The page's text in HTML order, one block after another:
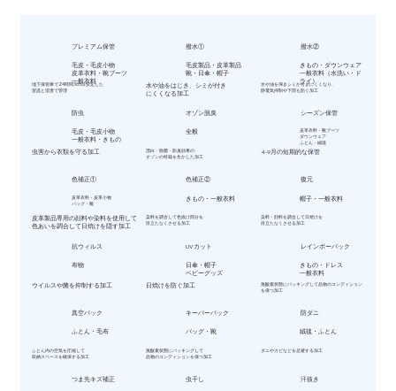
毛皮・毛皮小物
皮革衣料・靴ブーツ
一般衣料
地下保管庫で24時間365日安定した
室温と湿度で管理
プレミアム保管
毛皮製品・皮革製品
靴・日傘・帽子
水や油をはじき、シミが付き
にくくなる加工
撥水①
きもの・ダウンウェア
一般衣料（水洗い・ド
ライ）
水や油を弾きシミが付きにくくなり、
静電気抑制や下部も防ぐ加工
撥水②
毛皮・毛皮小物
一般衣料・きもの
虫害から衣類を守る加工
防虫
全般
漂白・除菌・防臭効果の
オゾンの特栽を生かした加工
オゾン脱臭
皮革衣料・靴ブーツ
ダウンウェア
ふとん・絨毯
4-9月の短期的な保管
シーズン保管
皮革衣料・皮革小物
バッグ・靴
皮革製品専用の顔料や染料を使用して
色あいを調合して日焼けを隠す加工
色補正①
きもの・一般衣料
染料を調合して色抜け部分を
目立たなくさせる加工
色補正②
帽子・一般衣料
染料・顔料を調合して日焼けを
目立たなくさせる加工
復元
​布物
ウイルスや菌を抑制する加工
抗ウィルス
日傘・帽子
ベビーグッズ
日焼けを防ぐ加工
UVカット
きもの・ドレス
一般衣料
無酸素状態にパッキングして品物のコンディション
を保つ加工
レインボーパック
ふとん・毛布
ふとん内の空気を圧縮して
収納スペースを確保する加工
真空パック
バッグ・靴
無酸素状態にパッキングして
品物のコンディションを保つ加工
キーパーパック
絨毯・ふとん
ダニやカビなどを忌避する加工
防ダニ
つま先キズ補正 虫干し 汗抜き